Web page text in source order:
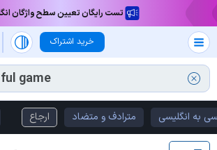
تست رایگان تعیین سطح واژگان
خرید اشتراک
به انگلیسی مترادف و متضاد ارجاع